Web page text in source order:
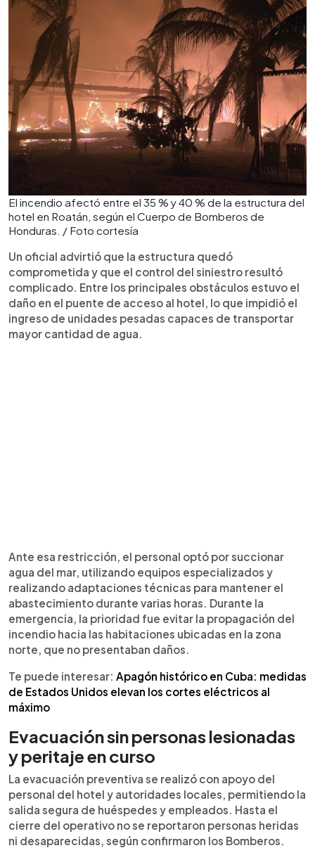
El incendio afectó entre el 35 % y 40 % de la estructura del
hotel en Roatán, según el Cuerpo de Bomberos de
Honduras. / Foto cortesía
Un oficial advirtió que la estructura quedó
comprometida y que el control del siniestro resultó
complicado. Entre los principales obstáculos estuvo el
daño en el puente de acceso al hotel, lo que impidió el
ingreso de unidades pesadas capaces de transportar
mayor cantidad de agua.
Ante esa restricción, el personal optó por succionar
agua del mar, utilizando equipos especializados y
realizando adaptaciones técnicas para mantener el
abastecimiento durante varias horas. Durante la
emergencia, la prioridad fue evitar la propagación del
incendio hacia las habitaciones ubicadas en la zona
norte, que no presentaban daños.
Te puede interesar: Apagón histórico en Cuba: medidas
de Estados Unidos elevan los cortes eléctricos al
máximo
Evacuación sin personas lesionadas
y peritaje en curso
La evacuación preventiva se realizó con apoyo del
personal del hotel y autoridades locales, permitiendo la
salida segura de huéspedes y empleados. Hasta el
cierre del operativo no se reportaron personas heridas
ni desaparecidas, según confirmaron los Bomberos.